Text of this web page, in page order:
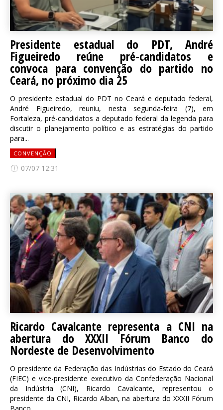
Presidente estadual do PDT, André
Figueiredo reúne pré-candidatos e
convoca para convenção do partido no
Ceará, no próximo dia 25
O presidente estadual do PDT no Ceará e deputado federal,
André Figueiredo, reuniu, nesta segunda-feira (7), em
Fortaleza, pré-candidatos a deputado federal da legenda para
discutir o planejamento político e as estratégias do partido
para...
CONVENÇÃO
07/07 12:31
Ricardo Cavalcante representa a CNI na
abertura do XXXII Fórum Banco do
Nordeste de Desenvolvimento
O presidente da Federação das Indústrias do Estado do Ceará
(FIEC) e vice-presidente executivo da Confederação Nacional
da Indústria (CNI), Ricardo Cavalcante, representou o
presidente da CNI, Ricardo Alban, na abertura do XXXII Fórum